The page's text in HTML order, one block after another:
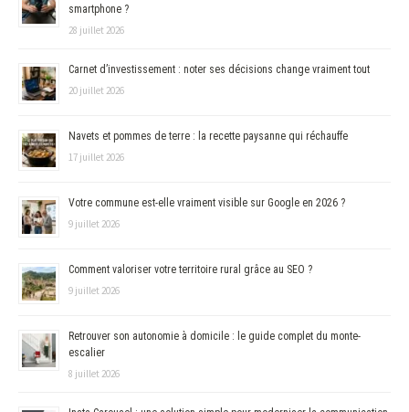
smartphone ?
28 juillet 2026
Carnet d’investissement : noter ses décisions change vraiment tout
20 juillet 2026
Navets et pommes de terre : la recette paysanne qui réchauffe
17 juillet 2026
Votre commune est-elle vraiment visible sur Google en 2026 ?
9 juillet 2026
Comment valoriser votre territoire rural grâce au SEO ?
9 juillet 2026
Retrouver son autonomie à domicile : le guide complet du monte-
escalier
8 juillet 2026